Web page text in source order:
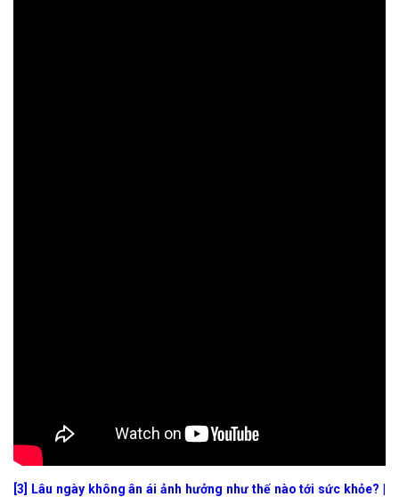
[3] Lâu ngày không ân ái ảnh hưởng như thế nào tới sức khỏe? |